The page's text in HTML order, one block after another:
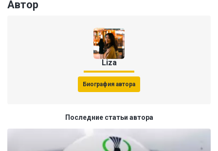
Автор
Liza
Биография автора
Последние статьи автора